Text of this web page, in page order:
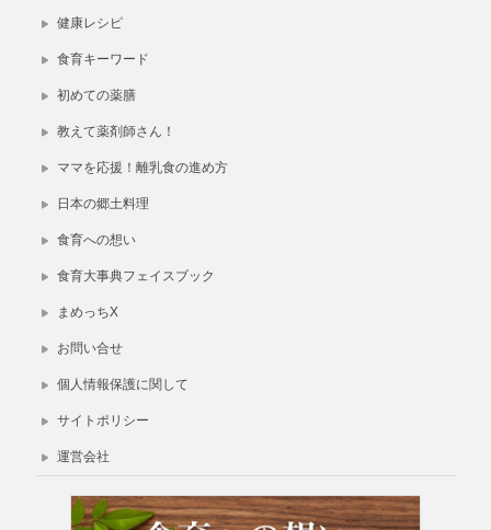
健康レシピ
食育キーワード
初めての薬膳
教えて薬剤師さん！
ママを応援！離乳食の進め方
日本の郷土料理
食育への想い
食育大事典フェイスブック
まめっちX
お問い合せ
個人情報保護に関して
サイトポリシー
運営会社